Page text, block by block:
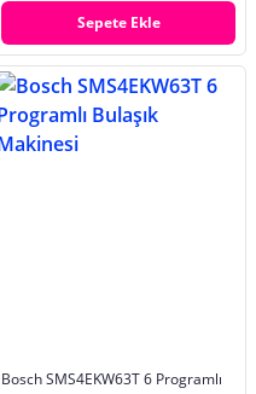
Sepete Ekle
Bosch SMS4EKW63T 6 Programlı